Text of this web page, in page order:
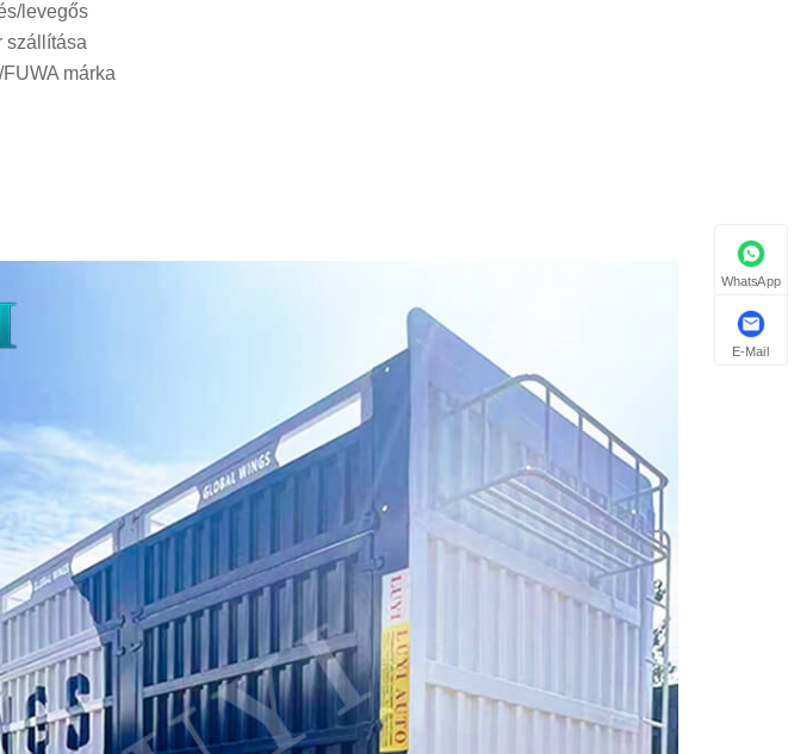
levegős
szállítása
márka
WhatsApp
E-Mail